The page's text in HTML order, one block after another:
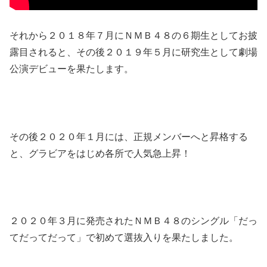
それから２０１８年７月にＮＭＢ４８の６期生としてお披
露目されると、その後２０１９年５月に研究生として劇場
公演デビューを果たします。
その後２０２０年１月には、正規メンバーへと昇格する
と、グラビアをはじめ各所で人気急上昇！
２０２０年３月に発売されたＮＭＢ４８のシングル「だっ
てだってだって」で初めて選抜入りを果たしました。